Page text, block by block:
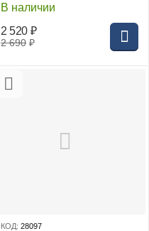
В наличии
2 690 ₽
2 520 ₽
КОД: 28097